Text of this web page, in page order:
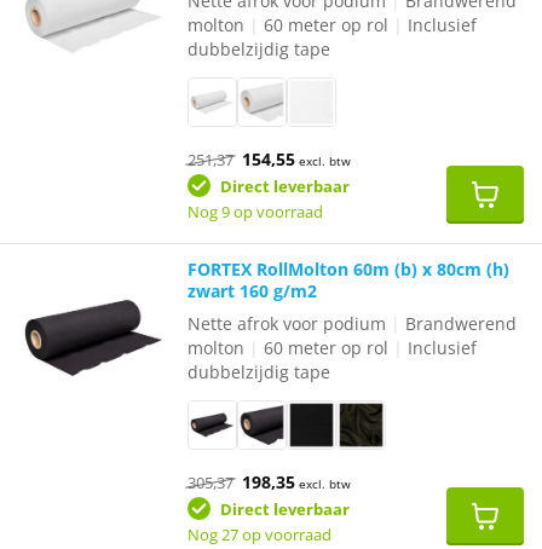
molton |60 meter op rol
Inclusief
dubbelzijdig tape
251,37 Oorspronkelijke
prijs
was:
154,55Huidige
prijs
is:
€154,55.
excl. btw
Direct leverbaar
Nog 9 op voorraad
FORTEX RollMolton 60m (b) x 80cm (h)
zwart 160 g/m2
Nette afrok voor podium
Brandwerend
molton |60 meter op rol
Inclusief
dubbelzijdig tape
305,37 Oorspronkelijke
prijs
was:
198,35Huidige
prijs
is:
excl. btw
Direct leverbaar
Nog 27 op voorraad